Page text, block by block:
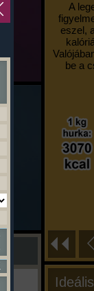
A
eszel,
be a